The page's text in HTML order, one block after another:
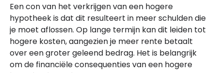
Een con van het verkrijgen van een hogere
hypotheek is dat dit resulteert in meer schulden die
je moet aflossen. Op lange termijn kan dit leiden tot
hogere kosten, aangezien je meer rente betaalt
over een groter geleend bedrag. Het is belangrijk
om de financiële consequenties van een hogere